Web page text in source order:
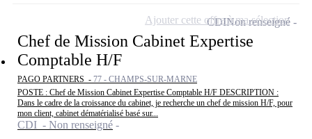
Chef de Mission Cabinet Expertise
Comptable H/F
PAGO PARTNERS - 77 - CHAMPS-SUR-MARNE
POSTE : Chef de Mission Cabinet Expertise Comptable H/F DESCRIPTION :
Dans le cadre de la croissance du cabinet, je recherche un chef de mission H/F, pour
mon client, cabinet dématérialisé basé sur...
CDI - Non renseigné
CDINon renseigné
Ajouter cette offre à ma sélection